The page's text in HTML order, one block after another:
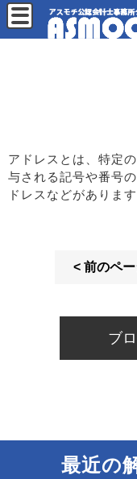
アドレスとは、特定
与される記号や番号
ドレスなどがあります
< 前のペ
ブ
最近の